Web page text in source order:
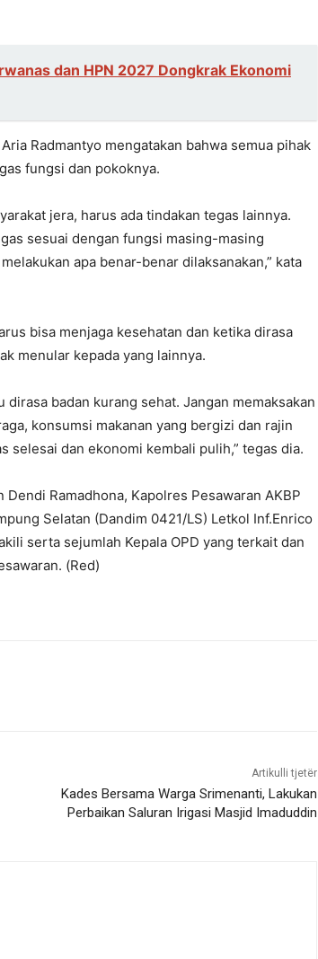
dan HPN 2027 Dongkrak Ekonomi
Radmantyo mengatakan bahwa semua pihak
fungsi dan pokoknya.
jera, harus ada tindakan tegas lainnya.
sesuai dengan fungsi masing-masing
apa benar-benar dilaksanakan,” kata
bisa menjaga kesehatan dan ketika dirasa
menular kepada yang lainnya.
badan kurang sehat. Jangan memaksakan
konsumsi makanan yang bergizi dan rajin
selesai dan ekonomi kembali pulih,” tegas dia.
Ramadhona, Kapolres Pesawaran AKBP
Selatan (Dandim 0421/LS) Letkol Inf.Enrico
serta sejumlah Kepala OPD yang terkait dan
(Red)
Artikulli tjetër
Kades Bersama Warga Srimenanti, Lakukan
Perbaikan Saluran Irigasi Masjid Imaduddin